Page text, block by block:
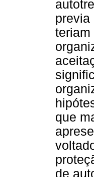
previa
teriam
que
de